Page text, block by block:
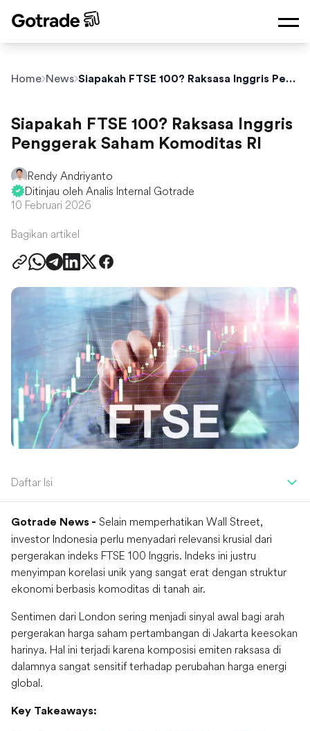
Home News Siapakah FTSE 100? Raksasa Inggris Penggerak Saham Komoditas RI
Siapakah FTSE 100? Raksasa Inggris
Penggerak Saham Komoditas RI
Rendy Andriyanto
Ditinjau oleh Analis Internal Gotrade
10 Februari 2026
Bagikan artikel
Daftar Isi
Gotrade News - Selain memperhatikan Wall Street,
investor Indonesia perlu menyadari relevansi krusial dari
pergerakan indeks FTSE 100 Inggris. Indeks ini justru
menyimpan korelasi unik yang sangat erat dengan struktur
ekonomi berbasis komoditas di tanah air.
Sentimen dari London sering menjadi sinyal awal bagi arah
pergerakan harga saham pertambangan di Jakarta keesokan
harinya. Hal ini terjadi karena komposisi emiten raksasa di
dalamnya sangat sensitif terhadap perubahan harga energi
global.
Key Takeaways: